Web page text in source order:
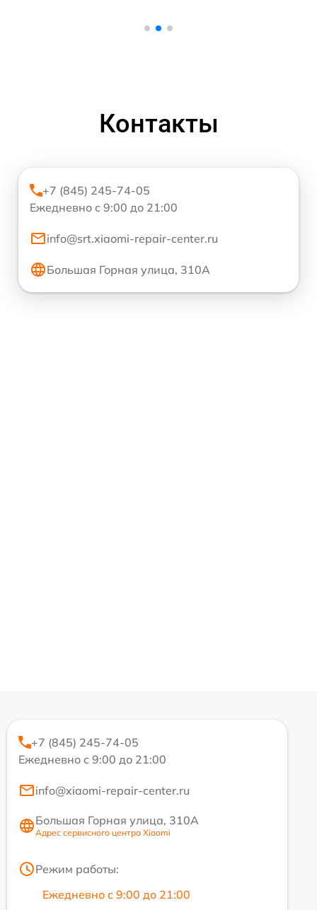
Контакты
+7 (845) 245-74-05
Ежедневно с 9:00 до 21:00
info@srt.xiaomi-repair-center.ru
Большая Горная улица, 310А
+7 (845) 245-74-05
Ежедневно с 9:00 до 21:00
info@xiaomi-repair-center.ru
Большая Горная улица, 310А
Адрес сервисного центра Xiaomi
Режим работы:
Ежедневно с 9:00 до 21:00